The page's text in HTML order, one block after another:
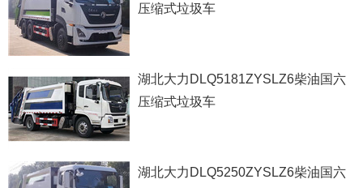
压缩式垃圾车
湖北大力DLQ5181ZYSLZ6柴油国六
压缩式垃圾车
湖北大力DLQ5250ZYSLZ6柴油国六